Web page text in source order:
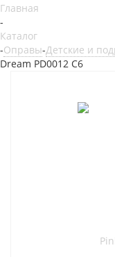
Главная
-
Каталог
-Оправы-Детские и
Dream PD0012 C6